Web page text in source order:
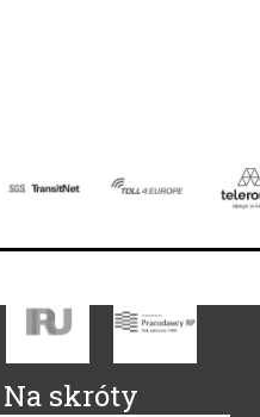
Na skróty